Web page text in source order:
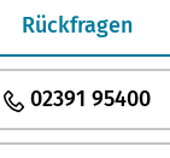
Rückfragen
02391 95400